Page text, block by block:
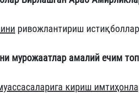
ривожлантириш
мурожаатлар амалий ечим
кириш